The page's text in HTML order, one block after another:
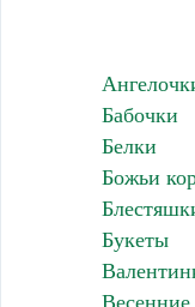
Бабочки
Белки
Божьи
Букеты